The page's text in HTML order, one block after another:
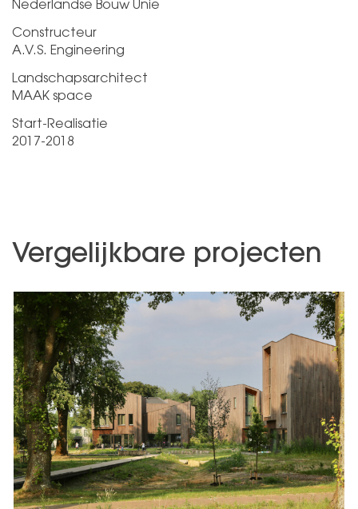
Nederlandse Bouw Unie
Constructeur
A.V.S. Engineering
Landschapsarchitect
MAAK space
Start-Realisatie
2017-2018
Vergelijkbare projecten